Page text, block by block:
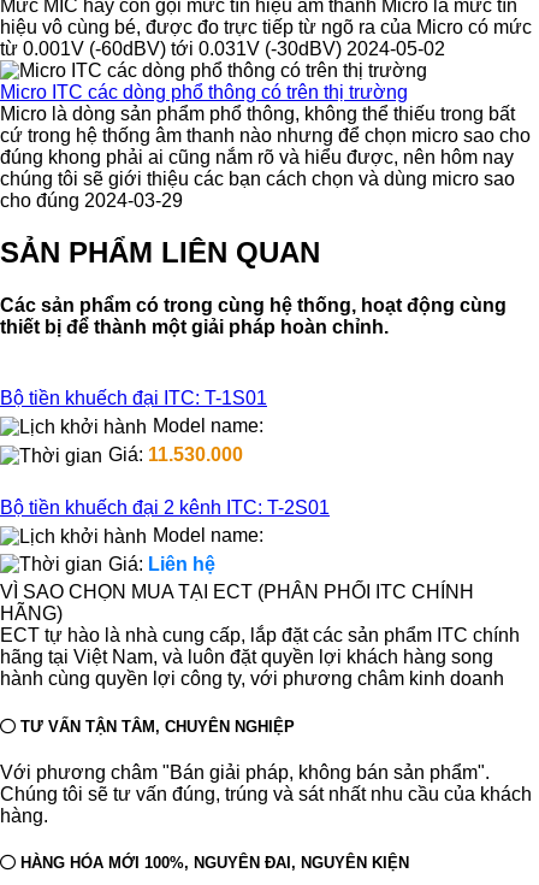
Mức MIC hay còn gọi mức tín hiệu âm thanh Micro là mức tín
hiệu vô cùng bé, được đo trực tiếp từ ngõ ra của Micro có mức
từ 0.001V (-60dBV) tới 0.031V (-30dBV) 2024-05-02
Micro ITC các dòng phổ thông có trên thị trường
Micro là dòng sản phẩm phổ thông, không thể thiếu trong bất
cứ trong hệ thống âm thanh nào nhưng để chọn micro sao cho
đúng khong phải ai cũng nắm rõ và hiểu được, nên hôm nay
chúng tôi sẽ giới thiệu các bạn cách chọn và dùng micro sao
cho đúng 2024-03-29
SẢN PHẨM LIÊN QUAN
Các sản phẩm có trong cùng hệ thống, hoạt động cùng
thiết bị để thành một giải pháp hoàn chỉnh.
Bộ tiền khuếch đại ITC: T-1S01
Model name:
Giá: 11.530.000
Bộ tiền khuếch đại 2 kênh ITC: T-2S01
Model name:
Giá: Liên hệ
VÌ SAO CHỌN MUA TẠI ECT (PHÂN PHỐI ITC CHÍNH
HÃNG)
ECT tự hào là nhà cung cấp, lắp đặt các sản phẩm ITC chính
hãng tại Việt Nam, và luôn đặt quyền lợi khách hàng song
hành cùng quyền lợi công ty, với phương châm kinh doanh
TƯ VẤN TẬN TÂM, CHUYÊN NGHIỆP
Với phương châm "Bán giải pháp, không bán sản phẩm".
Chúng tôi sẽ tư vấn đúng, trúng và sát nhất nhu cầu của khách
hàng.
HÀNG HÓA MỚI 100%, NGUYÊN ĐAI, NGUYÊN KIỆN